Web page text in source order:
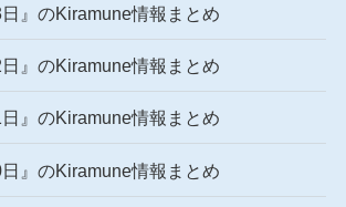
日』のKiramune情報まとめ
日』のKiramune情報まとめ
日』のKiramune情報まとめ
日』のKiramune情報まとめ